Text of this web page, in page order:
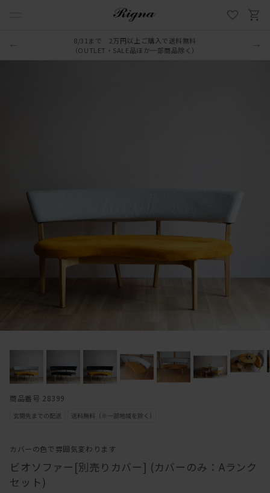
8/31まで 2万円以上ご購入で送料無料
（OUTLET・SALE品ほか一部商品除く）
カバーの色で雰囲気変わります
ビオソファー[別売りカバー] (カバーのみ：Aランク
セット)
商品番号 28399